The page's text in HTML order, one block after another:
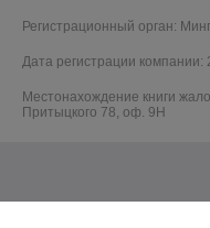
Регистрационный орган:
Дата регистрации компании:
Местонахождение книги
Притыцкого 78, оф. 9Н